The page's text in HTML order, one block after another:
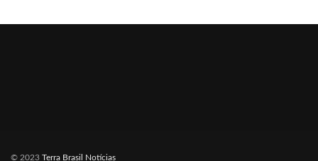
© 2023 Terra Brasil Notícias